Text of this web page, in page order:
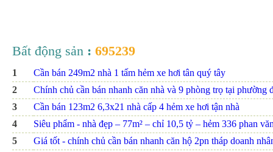
Bất động sản : 695239
1
Cần bán 249m2 nhà 1 tấm hẻm xe hơi tân quý tây
2
Chính chủ cần bán nhanh căn nhà và 9 phòng trọ tại phường
3
Cần bán 123m2 6,3x21 nhà cấp 4 hẻm xe hơi tận nhà
4
Siêu phẩm - nhà đẹp – 77m² – chỉ 10,5 tỷ – hẻm 336 phan
5
Giá tốt - chính chủ cần bán nhanh căn hộ 2pn tháp doanh